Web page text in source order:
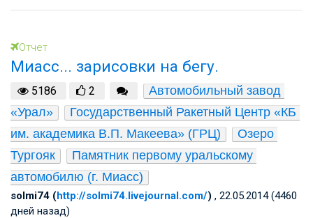
Отчет
Миасс... зарисовки на бегу.
5186 2
Автомобильный завод
«Урал»
Государственный Ракетный Центр «КБ
им. академика В.П. Макеева» (ГРЦ)
Озеро
Тургояк
Памятник первому уральскому
автомобилю (г. Миасс)
solmi74 (http://solmi74.livejournal.com/) , 22.05.2014 (4460
дней назад)